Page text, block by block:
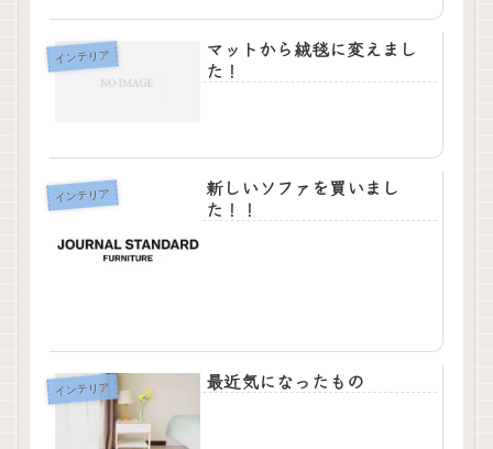
インテリア
マットから絨毯に変えまし
た！
インテリア
新しいソファを買いまし
た！！
インテリア 最近気になったもの